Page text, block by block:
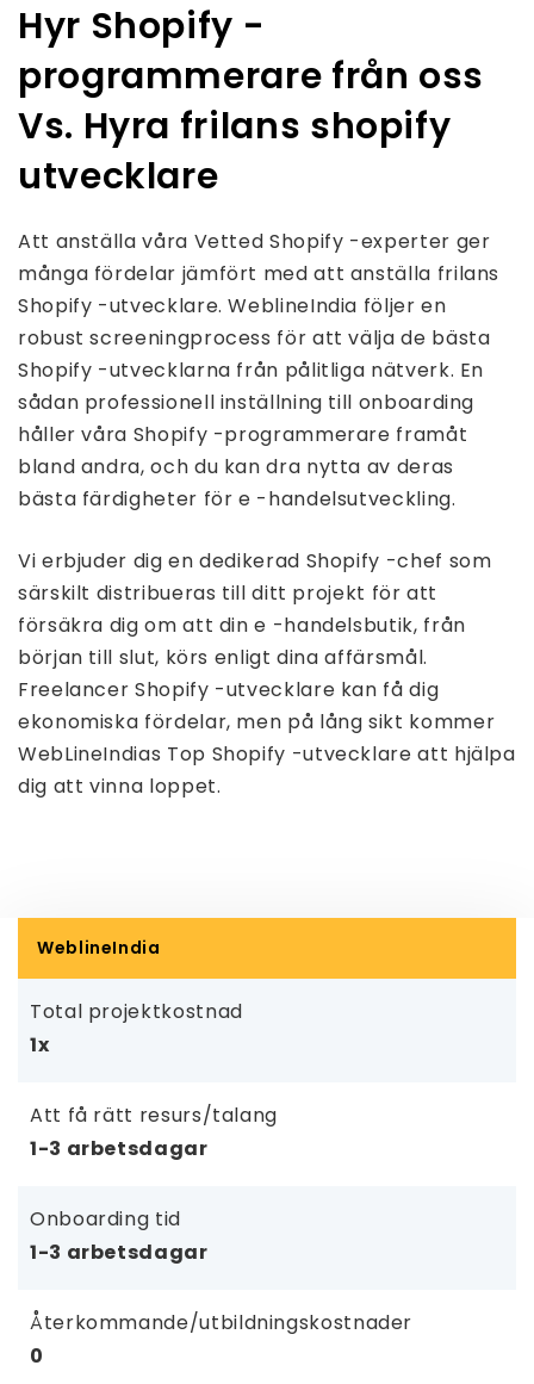
Hyr Shopify -
programmerare från oss
Vs. Hyra frilans shopify
utvecklare
Att anställa våra Vetted Shopify -experter ger
många fördelar jämfört med att anställa frilans
Shopify -utvecklare. WeblineIndia följer en
robust screeningprocess för att välja de bästa
Shopify -utvecklarna från pålitliga nätverk. En
sådan professionell inställning till onboarding
håller våra Shopify -programmerare framåt
bland andra, och du kan dra nytta av deras
bästa färdigheter för e -handelsutveckling.
Vi erbjuder dig en dedikerad Shopify -chef som
särskilt distribueras till ditt projekt för att
försäkra dig om att din e -handelsbutik, från
början till slut, körs enligt dina affärsmål.
Freelancer Shopify -utvecklare kan få dig
ekonomiska fördelar, men på lång sikt kommer
WebLineIndias Top Shopify -utvecklare att hjälpa
dig att vinna loppet.
WeblineIndia
Total projektkostnad
1x
Att få rätt resurs/talang
1-3 arbetsdagar
Onboarding tid
1-3 arbetsdagar
Återkommande/utbildningskostnader
0